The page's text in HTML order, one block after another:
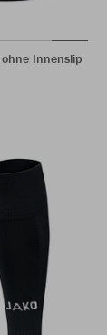
Innenslip